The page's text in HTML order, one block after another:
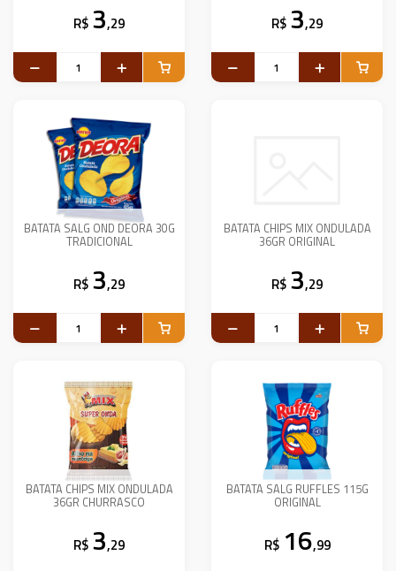
R$ 3,29 R$ 3,29
BATATA SALG OND DEORA 30G
TRADICIONAL
R$ 3,29
BATATA CHIPS MIX ONDULADA
36GR ORIGINAL
R$ 3,29
BATATA CHIPS MIX ONDULADA
36GR CHURRASCO
R$ 3,29
BATATA SALG RUFFLES 115G
ORIGINAL
R$ 16,99